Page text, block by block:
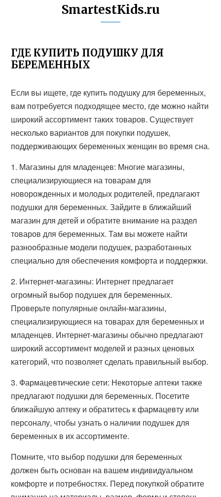
SmartestKids.ru
ГДЕ КУПИТЬ ПОДУШКУ ДЛЯ
БЕРЕМЕННЫХ
Если вы ищете, где купить подушку для беременных,
вам потребуется подходящее место, где можно найти
широкий ассортимент таких товаров. Существует
несколько вариантов для покупки подушек,
поддерживающих беременных женщин во время сна.
1. Магазины для младенцев: Многие магазины,
специализирующиеся на товарам для
новорожденных и молодых родителей, предлагают
подушки для беременных. Зайдите в ближайший
магазин для детей и обратите внимание на раздел
товаров для беременных. Там вы можете найти
разнообразные модели подушек, разработанных
специально для обеспечения комфорта и поддержки.
2. Интернет-магазины: Интернет предлагает
огромный выбор подушек для беременных.
Проверьте популярные онлайн-магазины,
специализирующиеся на товарах для беременных и
младенцев. Интернет-магазины обычно предлагают
широкий ассортимент моделей и разных ценовых
категорий, что позволяет сделать правильный выбор.
3. Фармацевтические сети: Некоторые аптеки также
предлагают подушки для беременных. Посетите
ближайшую аптеку и обратитесь к фармацевту или
персоналу, чтобы узнать о наличии подушек для
беременных в их ассортименте.
Помните, что выбор подушки для беременных
должен быть основан на вашем индивидуальном
комфорте и потребностях. Перед покупкой обратите